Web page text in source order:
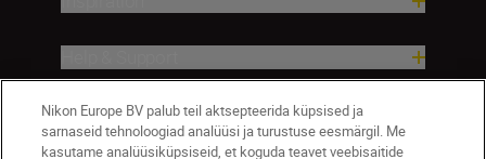
Company
Nikon Europe BV palub teil aktsepteerida küpsised ja
sarnaseid tehnoloogiad analüüsi ja turustuse eesmärgil. Me
kasutame analüüsiküpsiseid, et koguda teavet veebisaitide